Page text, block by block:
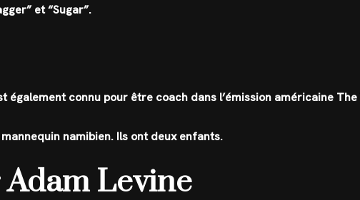
et “Sugar”.
également connu pour être coach dans l’émission américaine The
namibien. Ils ont deux enfants.
Levine